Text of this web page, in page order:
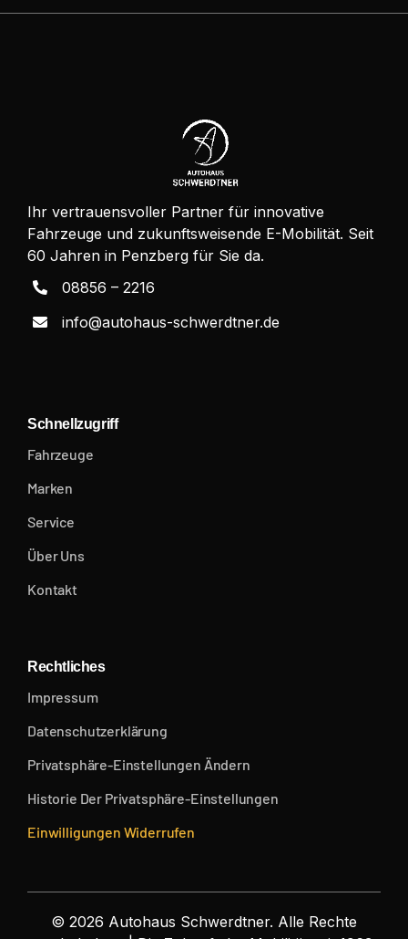
Ihr vertrauensvoller Partner für innovative
Fahrzeuge und zukunftsweisende E-Mobilität. Seit
60 Jahren in Penzberg für Sie da.
08856 – 2216
info@autohaus-schwerdtner.de
Schnellzugriff
Fahrzeuge
Marken
Service
Über Uns
Kontakt
Rechtliches
Impressum
Datenschutzerklärung
Privatsphäre-Einstellungen Ändern
Historie Der Privatsphäre-Einstellungen
Einwilligungen Widerrufen
© 2026 Autohaus Schwerdtner. Alle Rechte